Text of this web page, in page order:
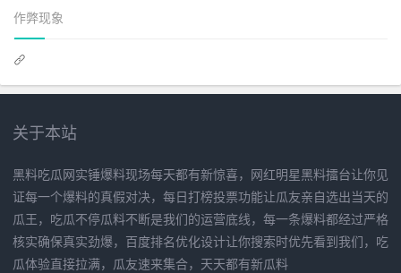
作弊现象
关于本站
黑料吃瓜网实锤爆料现场每天都有新惊喜，网红明星黑料擂台让你见
证每一个爆料的真假对决，每日打榜投票功能让瓜友亲自选出当天的
瓜王，吃瓜不停瓜料不断是我们的运营底线，每一条爆料都经过严格
核实确保真实劲爆，百度排名优化设计让你搜索时优先看到我们，吃
瓜体验直接拉满，瓜友速来集合，天天都有新瓜料